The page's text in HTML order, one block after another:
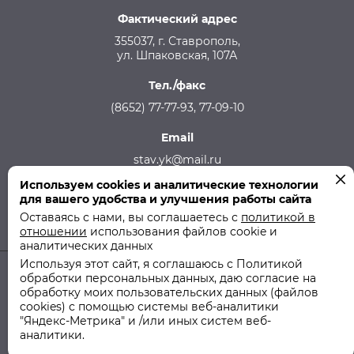
Фактический адрес
355037, г. Ставрополь,
ул. Шпаковская, 107А
Тел./факс
(8652) 77-77-93, 77-09-10
Email
stav.yk@mail.ru
Телефон аварийной службы
215-957, 8-928-301-92-08 (круглосуточно)
© 2011-2026 ООО "СТУК" | ООО "Ставропольская Управляющая
Политика использования файлов cookie
Используем cookies и аналитические технологии
для вашего удобства и улучшения работы сайта
Оставаясь с нами, вы соглашаетесь с политикой в
отношении использования файлов cookie и
аналитических данных
Используя этот сайт, я соглашаюсь с Политикой
обработки персональных данных, даю согласие на
обработку моих пользовательских данных (файлов
cookies) с помощью системы веб-аналитики
"Яндекс-Метрика" и /или иных систем веб-
аналитики.